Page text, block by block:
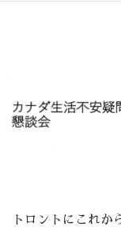
トロントにこれか